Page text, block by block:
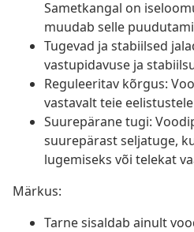
Sametkangal on
muudab selle
Tugevad ja stabiilsed
vastupidavuse ja
Reguleeritav kõrgus:
vastavalt teie
Suurepärane tugi:
suurepärast seljatuge,
lugemiseks või telekat
Märkus:
Tarne sisaldab ainult